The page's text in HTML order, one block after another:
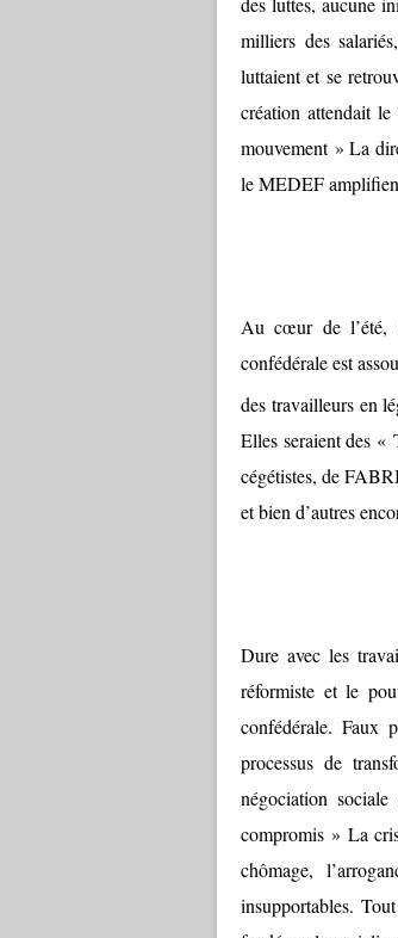
milliers des
luttaient et se
création attendait
mouvement » La
le MEDEF
Au cœur de l’été,
confédérale est
des travailleurs en
Elles seraient des «
cégétistes, de
et bien d’autres
Dure avec les
réformiste et le
confédérale. Faux
processus de
négociation
compromis » La
chômage,
insupportables.